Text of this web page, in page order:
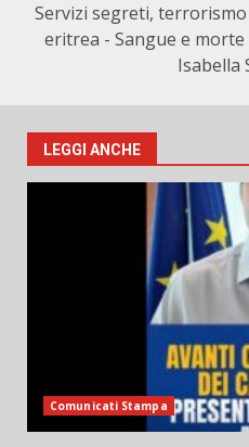
Servizi segreti,
eritrea - Sangue e
Isabella
LEGGI ANCHE
Comunicati Stampa